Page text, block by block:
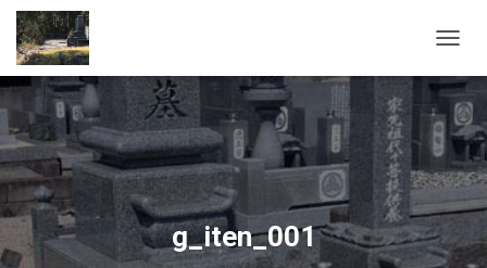
ビ
ゲ
ー
シ
ン
切
替
g_iten_001